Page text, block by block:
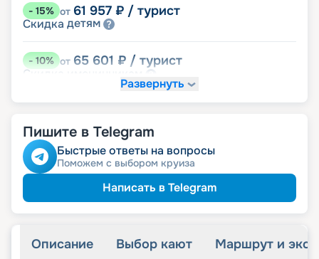
- 15% от 61 957 ₽ / турист
Скидка детям
-10% от 65 601 ₽ / турист
Скидка
Скидка на юбилей свадьбы, кратный 5-ти
-5% от 69 246 ₽/ турист
Скидкапенсионерам
Развернуть
Пишите в Telegram
Быстрые ответы на вопросы
Поможем с выбором круиза
Написать в Telegram
Описание Выбор кают Маршрут и